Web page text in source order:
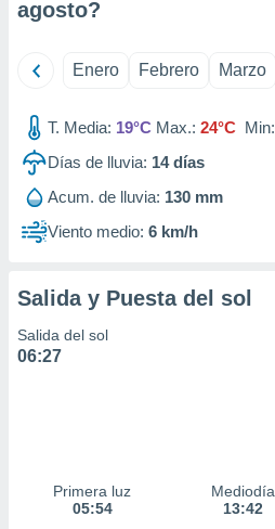
crear un
uso de
contenido
medir el
de la
o a través
de
agosto?
Enero Febrero Marzo
T. Media: 19°C Max.: 24°C Min:
Días de lluvia: 14días
Acum. de lluvia: 130 mm
Viento medio: 6 km/h
Salida y Puesta del sol
Salida del sol
06:27
Primera luz
05:54
Mediodía
13:42